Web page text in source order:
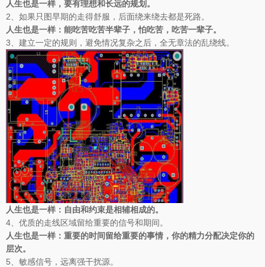
人生也是一样，要有理想和长远的规划。
2、如果只图早期的走得舒服，后面绕来绕去都是死路。
人生也是一样：能吃苦吃苦半辈子，怕吃苦，吃苦一辈子。
3、建立一定的规则，避免情况复杂之后，全无章法的乱绕线。
人生也是一样：自由和约束是相辅相成的。
4、优质的走线区域留给重要的信号和期间。
人生也是一样：重要的时间留给重要的事情，你的精力分配决定你的
层次。
5、敏感信号，远离强干扰源。